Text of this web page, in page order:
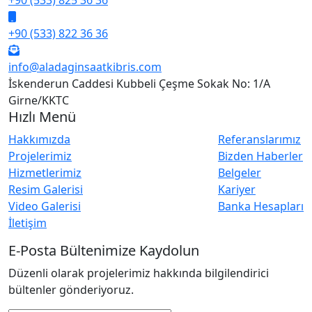
+90 (533) 822 36 36
info@aladaginsaatkibris.com
İskenderun Caddesi Kubbeli Çeşme Sokak No: 1/A
Girne/KKTC
Hızlı Menü
Hakkımızda
Projelerimiz
Hizmetlerimiz
Resim Galerisi
Video Galerisi
İletişim
Referanslarımız
Bizden Haberler
Belgeler
Kariyer
Banka Hesapları
E-Posta Bültenimize Kaydolun
Düzenli olarak projelerimiz hakkında bilgilendirici
bültenler gönderiyoruz.